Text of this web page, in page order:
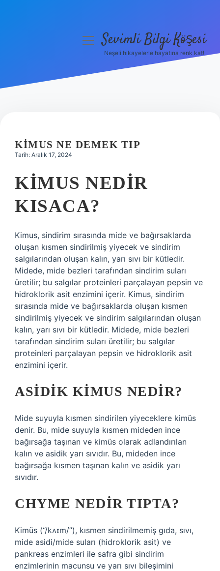
Hakkımızda
menüyüSevimli Bilgi Köşesi
Neşeli hikayelerle hayatına renk kat!
KIMUS NE DEMEK TIP
Tarih: Aralık 17, 2024
KIMUS NEDIR
KISACA?
Kimus, sindirim sırasında mide ve bağırsaklarda
oluşan kısmen sindirilmiş yiyecek ve sindirim
salgılarından oluşan kalın, yarı sıvı bir kütledir.
Midede, mide bezleri tarafından sindirim suları
üretilir; bu salgılar proteinleri parçalayan pepsin ve
hidroklorik asit enzimini içerir. Kimus, sindirim
sırasında mide ve bağırsaklarda oluşan kısmen
sindirilmiş yiyecek ve sindirim salgılarından oluşan
kalın, yarı sıvı bir kütledir. Midede, mide bezleri
tarafından sindirim suları üretilir; bu salgılar
proteinleri parçalayan pepsin ve hidroklorik asit
enzimini içerir.
ASIDIK KIMUS NEDIR?
Mide suyuyla kısmen sindirilen yiyeceklere kimüs
denir. Bu, mide suyuyla kısmen mideden ince
bağırsağa taşınan ve kimüs olarak adlandırılan
kalın ve asidik yarı sıvıdır. Bu, mideden ince
bağırsağa kısmen taşınan kalın ve asidik yarı
sıvıdır.
CHYME NEDIR TIPTA?
Kimüs (“/kʌɪm/”), kısmen sindirilmemiş gıda, sıvı,
mide asidi/mide suları (hidroklorik asit) ve
pankreas enzimleri ile safra gibi sindirim
enzimlerinin macunsu ve yarı sıvı bileşimini